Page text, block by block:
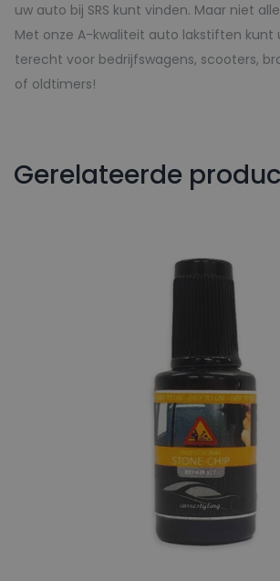
uw auto bij SRS kunt vinden. Maar niet
Met onze A-kwaliteit auto lakstiften kunt
terecht voor bedrijfswagens, scooters,
of oldtimers!
Gerelateerde